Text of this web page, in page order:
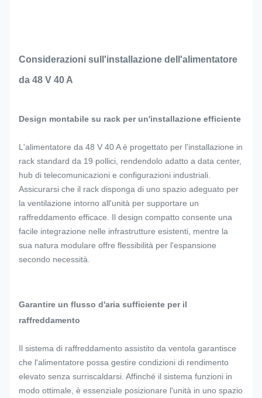
Considerazioni sull'installazione dell'alimentatore
da 48 V 40 A
Design montabile su rack per un'installazione efficiente
L'alimentatore da 48 V 40 A è progettato per l'installazione in
rack standard da 19 pollici, rendendolo adatto a data center,
hub di telecomunicazioni e configurazioni industriali.
Assicurarsi che il rack disponga di uno spazio adeguato per
la ventilazione intorno all'unità per supportare un
raffreddamento efficace. Il design compatto consente una
facile integrazione nelle infrastrutture esistenti, mentre la
sua natura modulare offre flessibilità per l'espansione
secondo necessità.
Garantire un flusso d'aria sufficiente per il
raffreddamento
Il sistema di raffreddamento assistito da ventola garantisce
che l'alimentatore possa gestire condizioni di rendimento
elevato senza surriscaldarsi. Affinché il sistema funzioni in
modo ottimale, è essenziale posizionare l'unità in uno spazio